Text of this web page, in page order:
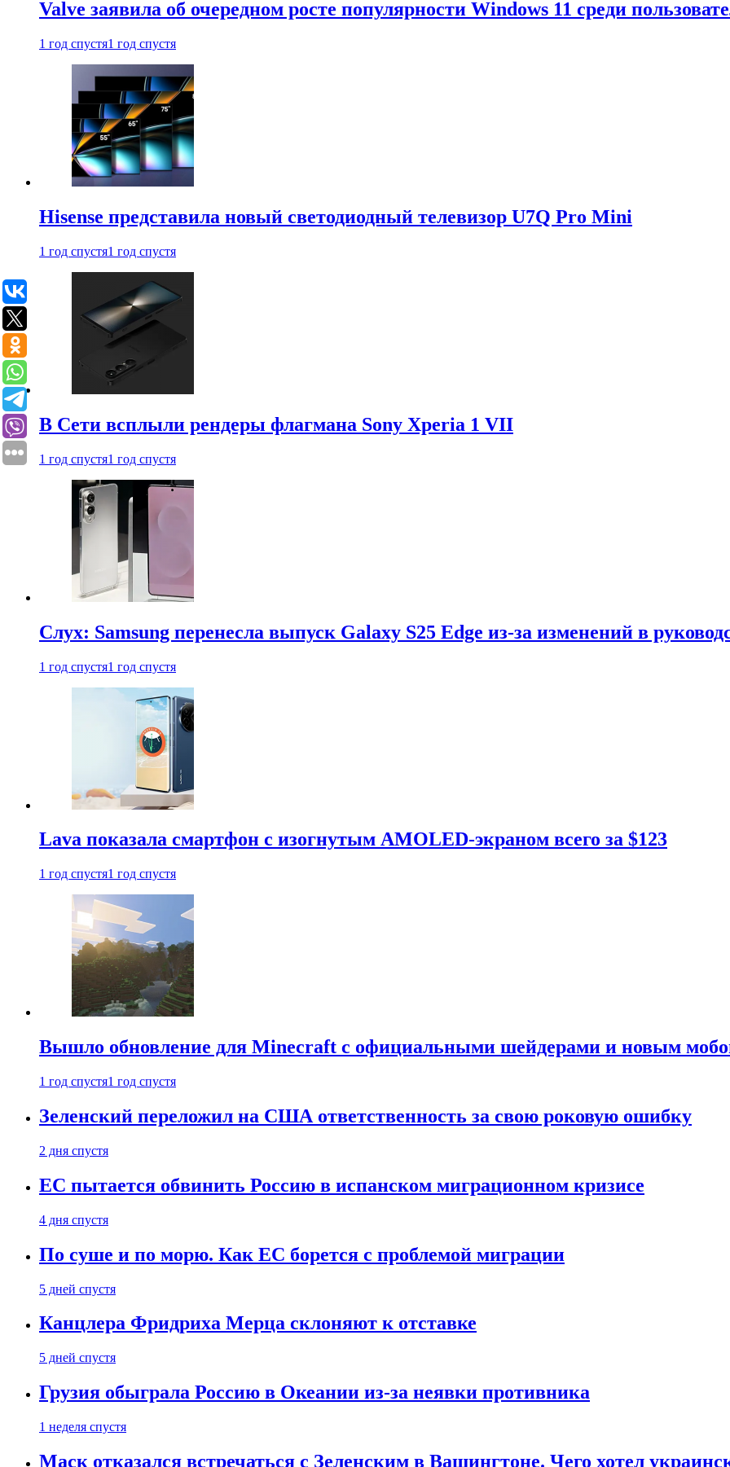
Valve заявила об очередном росте популярности Windows 11 среди
1 год спустя1 год спустя
Hisense представила новый светодиодный телевизор U7Q Pro Mini
1 год спустя1 год спустя
В Сети всплыли рендеры флагмана Sony Xperia 1 VII
1 год спустя1 год спустя
Слух: Samsung перенесла выпуск Galaxy S25 Edge из-за изменений в
1 год спустя1 год спустя
Lava показала смартфон с изогнутым AMOLED-экраном всего за $123
1 год спустя1 год спустя
Вышло обновление для Minecraft с официальными шейдерами и новым
1 год спустя1 год спустя
Зеленский переложил на США ответственность за свою роковую ошибку
2 дня спустя
ЕС пытается обвинить Россию в испанском миграционном кризисе
4 дня спустя
По суше и по морю. Как ЕС борется с проблемой миграции
5 дней спустя
Канцлера Фридриха Мерца склоняют к отставке
5 дней спустя
Грузия обыграла Россию в Океании из-за неявки противника
1 неделя спустя
Маск отказался встречаться с Зеленским в Вашингтоне. Чего хотел